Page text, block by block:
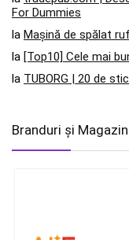
For Dummies
la Mașină de spălat
la [Top10] Cele mai
la TUBORG | 20 de
Branduri și